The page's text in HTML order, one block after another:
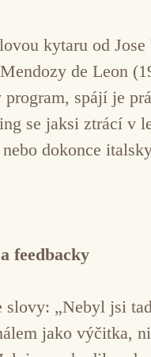
kytaru od
de Leon
spájí je
se jaksi ztrácí
dokonce
feedbacky
„Nebyl jsi
jako výčitka,